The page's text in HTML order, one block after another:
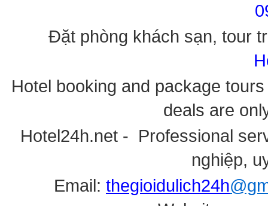
Đặt phòng khách sạn, tour
Hotel booking and package
deals are
Hotel24h.net - Professional
nghiệp,
Email: thegioidulich24h